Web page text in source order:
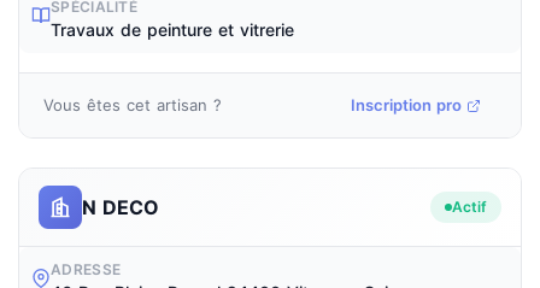
SPÉCIALITÉ
Travaux de peinture et vitrerie
Vous êtes cet artisan ? Inscription pro
N DECO Actif
ADRESSE